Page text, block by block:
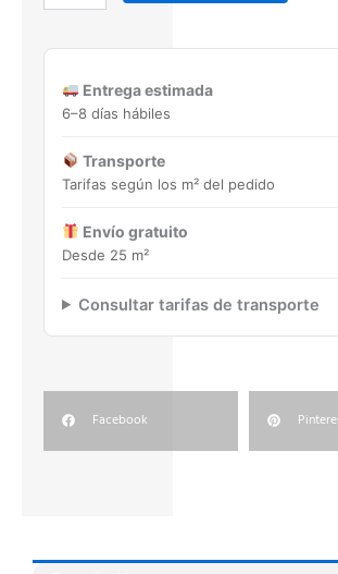
22,5X22,5
cantidad
Entrega estimada
6–8 días hábiles
Transporte
Tarifas según los m² del pedido
Envío gratuito
Desde 25 m²
Consultar tarifas de transporte
Facebook